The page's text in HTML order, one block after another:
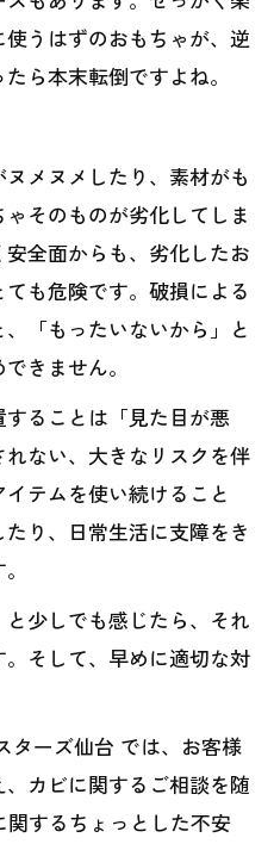
うはずのおもちゃが、逆
ら本末転倒ですよね。
メヌメしたり、素材がも
そのものが劣化してしま
全面からも、劣化したお
も危険です。破損による
「もったいないから」と
きません。
ることは「見た目が悪
ない、大きなリスクを伴
テムを使い続けること
り、日常生活に支障をき
と少しでも感じたら、それ
そして、早めに適切な対
ターズ仙台 では、お客様
カビに関するご相談を随
するちょっとした不安